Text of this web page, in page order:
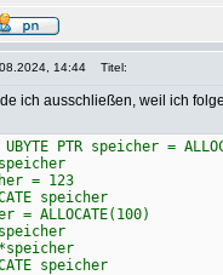
14:44 Titel:
ich ausschließen, weil ich
UBYTE PTR speicher =
= 123
speicher
= ALLOCATE(100)
*speicher
speicher